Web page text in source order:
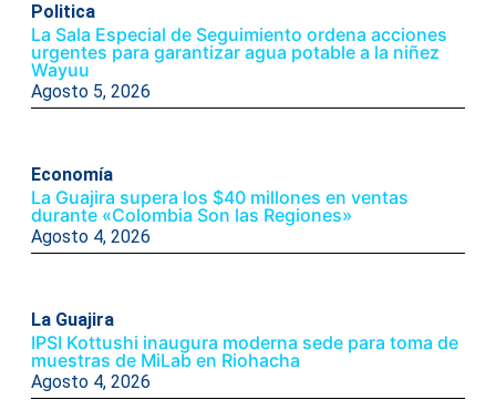
Politica
La Sala Especial de Seguimiento ordena acciones
urgentes para garantizar agua potable a la niñez
Wayuu
Agosto 5, 2026
Economía
La Guajira supera los $40 millones en ventas
durante «Colombia Son las Regiones»
Agosto 4, 2026
La Guajira
IPSI Kottushi inaugura moderna sede para toma de
muestras de MiLab en Riohacha
Agosto 4, 2026